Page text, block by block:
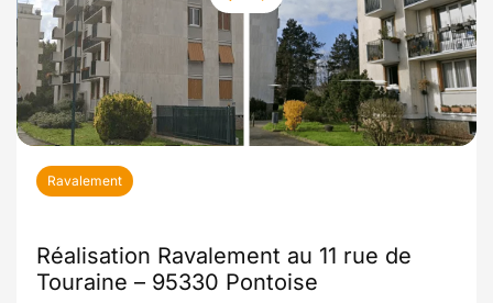
Ravalement
Réalisation Ravalement au 11 rue de
Touraine – 95330 Pontoise